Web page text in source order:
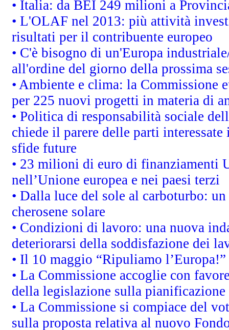
• Italia: da BEI 249 milioni a
• L'OLAF nel 2013: più attività
risultati per il contribuente europeo
• C'è bisogno di un'Europa
all'ordine del giorno della prossima
• Ambiente e clima: la Commissione
per 225 nuovi progetti in materia di
• Politica di responsabilità sociale
chiede il parere delle parti
sfide future
• 23 milioni di euro di finanziamenti
nell’Unione europea e nei paesi terzi
• Dalla luce del sole al carboturbo:
cherosene solare
• Condizioni di lavoro: una nuova
deteriorarsi della soddisfazione dei
• Il 10 maggio “Ripuliamo l’Europa!”
• La Commissione accoglie con
della legislazione sulla
• La Commissione si compiace del
sulla proposta relativa al nuovo